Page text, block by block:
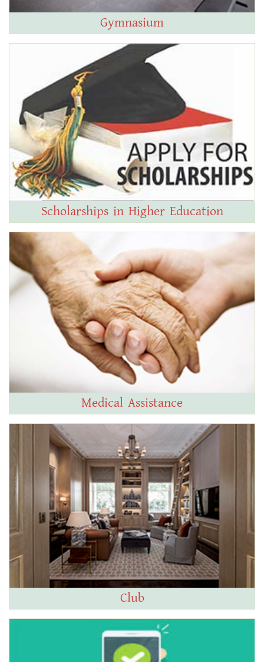
Gymnasium
Scholarships in Higher Education
Medical Assistance
Club